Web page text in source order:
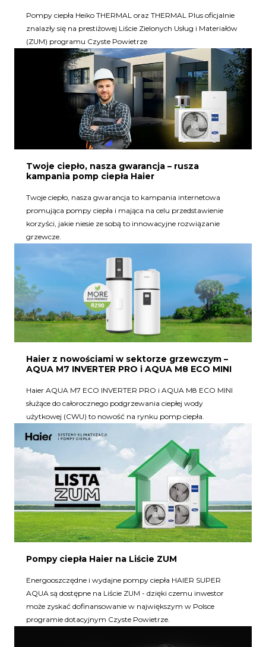
Pompy ciepła Heiko THERMAL oraz THERMAL Plus oficjalnie
znalazły się na prestiżowej Liście Zielonych Usług i Materiałów
(ZUM) programu Czyste Powietrze
Twoje ciepło, nasza gwarancja – rusza
kampania pomp ciepła Haier
Twoje ciepło, nasza gwarancja to kampania internetowa
promująca pompy ciepła i mająca na celu przedstawienie
korzyści, jakie niesie ze sobą to innowacyjne rozwiązanie
grzewcze.
Haier z nowościami w sektorze grzewczym –
AQUA M7 INVERTER PRO i AQUA M8 ECO MINI
Haier AQUA M7 ECO INVERTER PRO i AQUA M8 ECO MINI
służące do całorocznego podgrzewania ciepłej wody
użytkowej (CWU) to nowość na rynku pomp ciepła.
Pompy ciepła Haier na Liście ZUM
Energooszczędne i wydajne pompy ciepła HAIER SUPER
AQUA są dostępne na Liście ZUM - dzięki czemu inwestor
może zyskać dofinansowanie w największym w Polsce
programie dotacyjnym Czyste Powietrze.